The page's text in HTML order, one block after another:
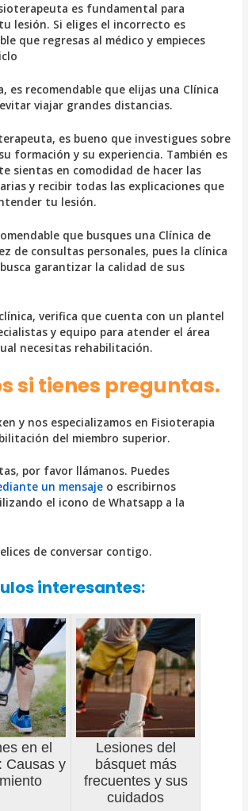
es fundamental para
lesión. Si eliges el incorrecto es
que regresas al médico y empieces
es recomendable que elijas una Clínica
viajar grandes distancias.
es bueno que investigues sobre
formación y su experiencia. También es
sientas en comodidad de hacer las
y recibir todas las explicaciones que
tu lesión.
que busques una Clínica de
de consultas personales, pues la clínica
garantizar la calidad de sus
verifica que cuenta con un plantel
y equipo para atender el área
necesitas rehabilitación.
si tienes preguntas.
y nos especializamos en Fisioterapia
del miembro superior.
por favor llámanos. Puedes
un mensaje o escribirnos
el icono de Whatsapp a la
de conversar contigo.
interesantes:
en el
Causas y
Lesiones del
básquet más
frecuentes y sus
cuidados